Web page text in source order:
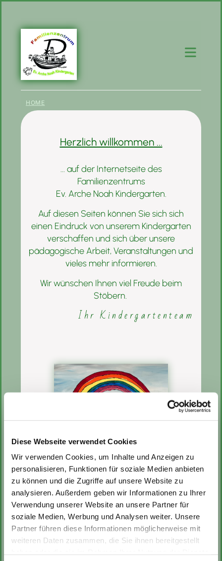
Diese Webseite verwendet Cookies
Wir verwenden Cookies, um Inhalte und Anzeigen zu
personalisieren, Funktionen für soziale Medien anbieten
zu können und die Zugriffe auf unsere Website zu
analysieren. Außerdem geben wir Informationen zu Ihrer
Verwendung unserer Website an unsere Partner für
soziale Medien, Werbung und Analysen weiter. Unsere
Partner führen diese Informationen möglicherweise mit
weiteren Daten zusammen, die Sie ihnen bereitgestellt
HOME
Herzlich willkommen ...
... auf der Internetseite des
Familienzentrums
Ev. Arche Noah Kindergarten.
Auf diesen Seiten können Sie sich sich
einen Eindruck von unserem Kindergarten
verschaffen und sich über unsere
pädagogische Arbeit, Veranstaltungen und
vieles mehr informieren.
Wir wünschen Ihnen viel Freude beim
Stöbern.
Ihr Kindergartenteam
So erreichen Sie uns ...
Familienzentrum Ev. Arche Noah
Kindergarten
komm. Leitung: Tobias Frochte-Böhme